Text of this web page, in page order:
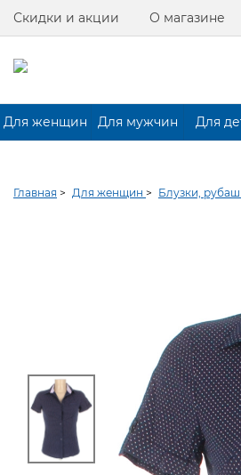
Скидки и акции О магазине
Для женщин Для мужчин Для
Главная > Для женщин > Блузки,